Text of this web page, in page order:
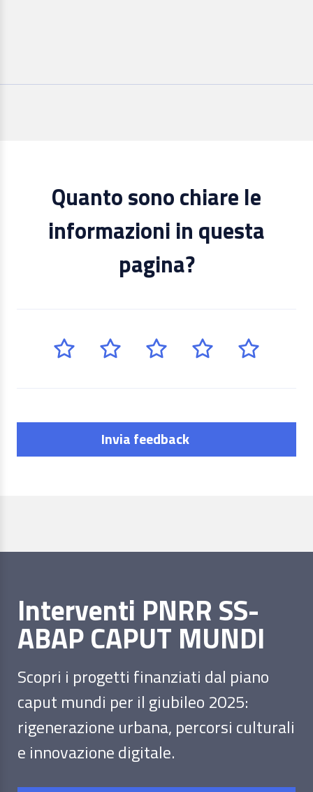
Quanto sono chiare le
informazioni in questa
pagina?
Invia feedback
Interventi PNRR SS-
ABAP CAPUT MUNDI
Scopri i progetti finanziati dal piano
caput mundi per il giubileo 2025:
rigenerazione urbana, percorsi culturali
e innovazione digitale.